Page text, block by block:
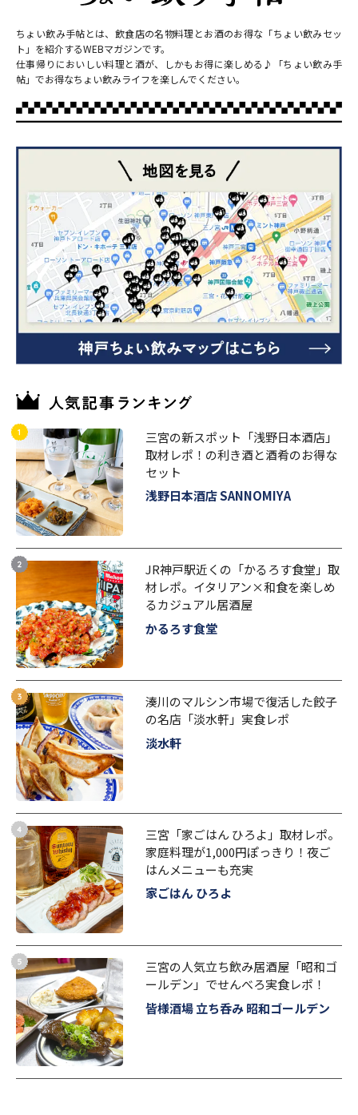
ちょい飲み手帖とは、飲食店の名物料理とお酒のお得な「ちょい飲みセッ
ト」を紹介するWEBマガジンです。
仕事帰りにおいしい料理と酒が、しかもお得に楽しめる♪「ちょい飲み手
帖」でお得なちょい飲みライフを楽しんでください。
三宮の新スポット「浅野日本酒店」
取材レポ！の利き酒と酒肴のお得な
セット
浅野日本酒店 SANNOMIYA
JR神戸駅近くの「かるろす食堂」取
材レポ。イタリアン×和食を楽しめ
るカジュアル居酒屋
かるろす食堂
湊川のマルシン市場で復活した餃子
の名店「淡水軒」実食レポ
淡水軒
三宮「家ごはん ひろよ」取材レポ。
家庭料理が1,000円ぽっきり！夜ご
はんメニューも充実
家ごはん ひろよ
三宮の人気立ち飲み居酒屋「昭和ゴ
ールデン」でせんべろ実食レポ！
皆様酒場 立ち呑み 昭和ゴールデン